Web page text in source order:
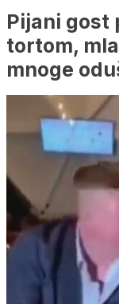
Pijani gost
tortom,
mnoge